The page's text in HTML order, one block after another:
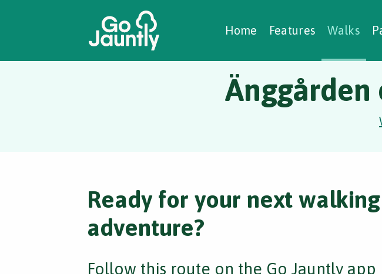
Home Features Walks
Creating Walks
Case Studies
Änggården
Ready for your next walking
adventure?
Follow this route on the Go Jauntly app